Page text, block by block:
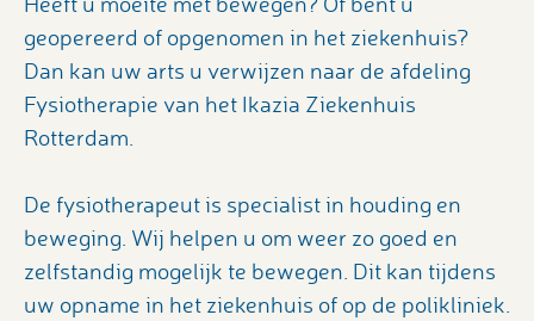
geopereerd of opgenomen in het ziekenhuis?
Dan kan uw arts u verwijzen naar de afdeling
Fysiotherapie van het Ikazia Ziekenhuis
Rotterdam.
De fysiotherapeut is specialist in houding en
beweging. Wij helpen u om weer zo goed en
zelfstandig mogelijk te bewegen. Dit kan tijdens
uw opname in het ziekenhuis of op de polikliniek.